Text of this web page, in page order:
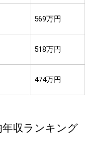
569万円
518万円
474万円
年収ランキング